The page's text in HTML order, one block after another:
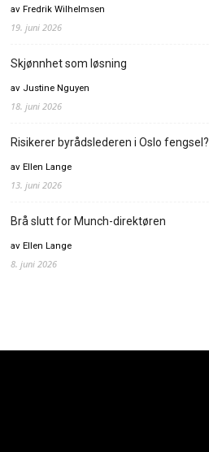
av Fredrik Wilhelmsen
19. juni 2026
Skjønnhet som løsning
av Justine Nguyen
18. juni 2026
Risikerer byrådslederen i Oslo fengsel?
av Ellen Lange
13. juni 2026
Brå slutt for Munch-direktøren
av Ellen Lange
8. juni 2026